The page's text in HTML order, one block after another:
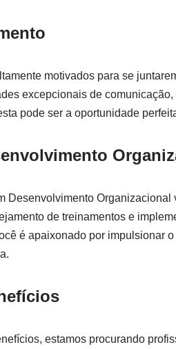
motivados para se
excepcionais de
pode ser a oportunidade
Desenvolvimento
de treinamentos e
é apaixonado por impulsionar
estamos procurando